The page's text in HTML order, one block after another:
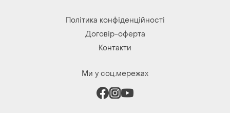
Політика конфіденційності
Договір-оферта
Контакти
Ми у соц.мережах